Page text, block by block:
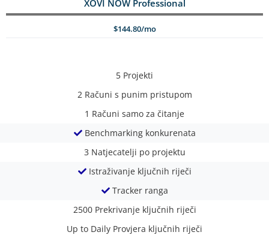
XOVI NOW Professional
$144.80/mo
5 Projekti
2 Računi s punim pristupom
1 Računi samo za čitanje
Benchmarking konkurenata
3 Natjecatelji po projektu
Istraživanje ključnih riječi
Tracker ranga
2500 Prekrivanje ključnih riječi
Up to Daily Provjera ključnih riječi